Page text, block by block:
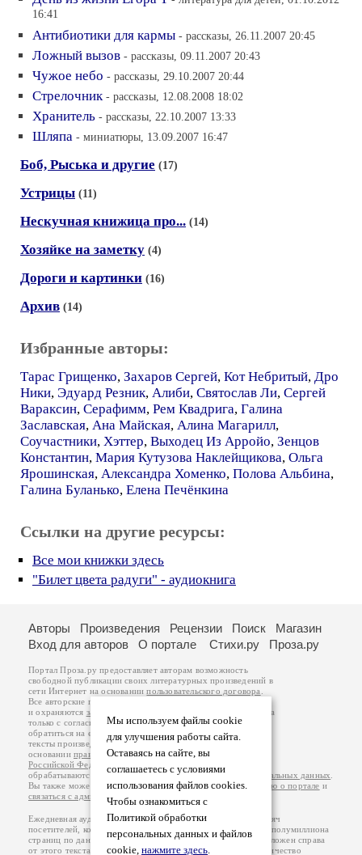
16:41
Антибиотики для кармы - рассказы, 26.11.2007 20:45
Ложный вызов - рассказы, 09.11.2007 20:43
Чужое небо - рассказы, 29.10.2007 20:44
Стрелочник - рассказы, 12.08.2008 18:02
Хранитель - рассказы, 22.10.2007 13:33
Шляпа - миниатюры, 13.09.2007 16:47
Боб, Рыська и другие (17)
Устрицы (11)
Нескучная книжица про... (14)
Хозяйке на заметку (4)
Дороги и картинки (16)
Архив (14)
Избранные авторы:
Тарас Грищенко, Захаров Сергей, Кот Небритый, Дро
Ники, Эдуард Резник, Алиби, Святослав Ли, Сергей
Вараксин, Серафимм, Рем Квадрига, Галина
Заславская, Ана Майская, Алина Магарилл,
Соучастники, Хэттер, Выходец Из Арройо, Зенцов
Константин, Мария Кутузова Наклейщикова, Ольга
Ярошинская, Александра Хоменко, Полова Альбина,
Галина Буланько, Елена Печёнкина
Ссылки на другие ресурсы:
Все мои книжки здесь
"Билет цвета радуги" - аудиокнига
Мы используем файлы cookie
для улучшения работы сайта.
Оставаясь на сайте, вы
соглашаетесь с условиями
использования файлов cookies.
Чтобы ознакомиться с
Политикой обработки
персональных данных и файлов
cookie, нажмите здесь.
Авторы Произведения Рецензии Поиск
Магазин
Вход для авторов
О портале Стихи.ру Проза.ру
Портал Проза.ру предоставляет авторам возможность
свободной публикации своих литературных произведений в
сети Интернет на основаниипользовательского договора
Все авторские права на произведения принадлежат авторам
и охраняются законом
. Перепечатка произведений возможна
только с согласия его автора, к которому вы можете
обратиться на его авторской странице. Ответственность за
тексты произведений авторы несут самостоятельно на
основанииправил публикацииизаконодательства
Российской Федерации
обрабатываются на основанииПолитики обработки персональных данных
Вы также можете посмотреть более подробнуюинформацию о портале и
связаться с администрацией
Ежедневная аудитория портала Проза.ру – порядка 100 тысяч
посетителей, которые в общей сумме просматривают более полумиллиона
страниц по данным счетчика посещаемости, который расположен справа
от этого текста. В каждой графе указано по две цифры: количество